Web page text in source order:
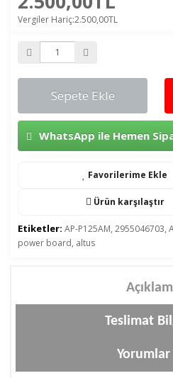
Vergiler Hariç:2.500,00TL
Sepete Ekle
WhatsApp ile Hemen
Favorilerime Ekle
Ürün karşılaştır
Etiketler: AP-P125AM, 2955046703,
power board, altus
Teslimat
Yorumlar